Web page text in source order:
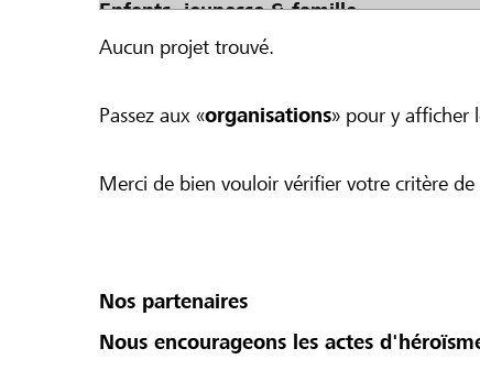
Aucun projet trouvé.
Passez aux «organisations» pour y afficher
Merci de bien vouloir vérifier votre critère
Nos partenaires
Nous encourageons les actes